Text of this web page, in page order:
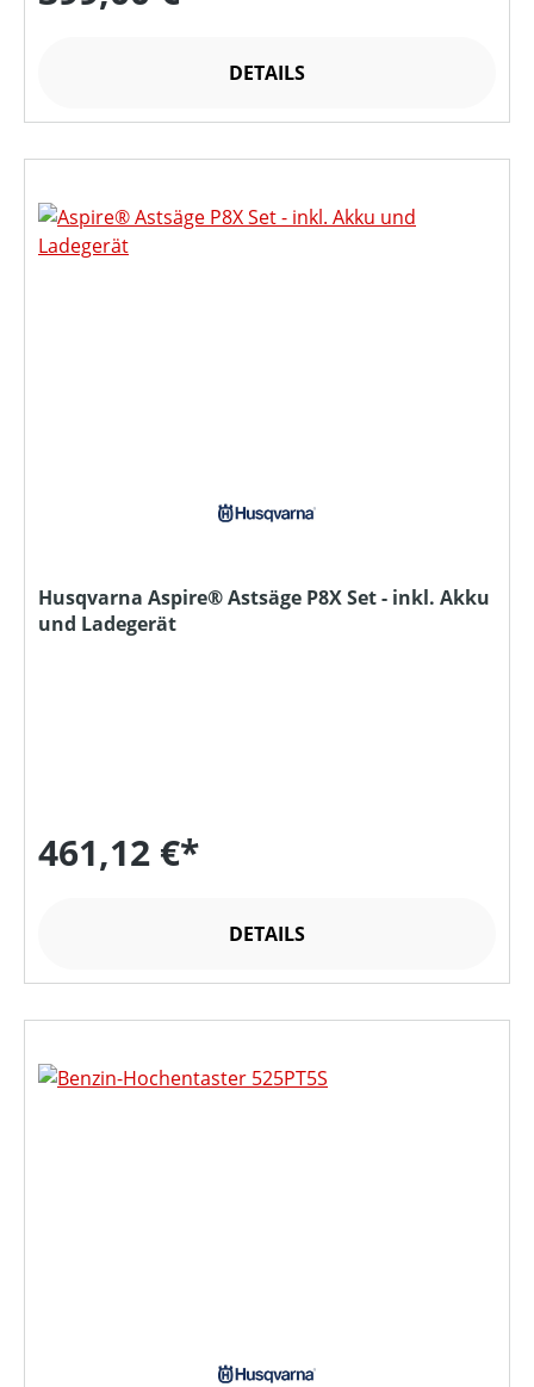
DETAILS
Husqvarna Aspire® Astsäge P8X Set - inkl. Akku
und Ladegerät
461,12 €*
DETAILS